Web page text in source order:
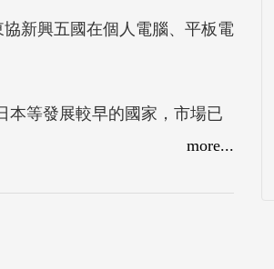
新興五國在個人電腦、平板電
本等發展較早的國家，市場已
。由於新興市場上的競爭者
著眼在「量」的方面與未來
more...